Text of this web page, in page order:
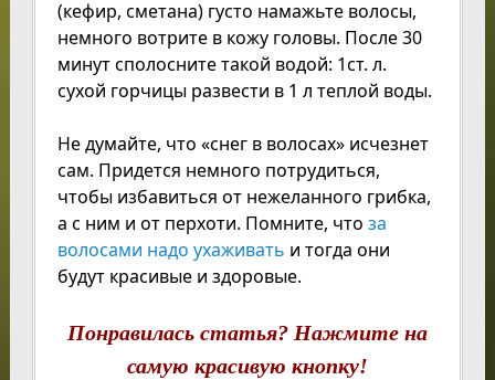
(кефир, сметана) густо намажьте волосы,
немного вотрите в кожу головы. После 30
минут сполосните такой водой: 1ст. л.
сухой горчицы развести в 1 л теплой воды.
Не думайте, что «снег в волосах» исчезнет
сам. Придется немного потрудиться,
чтобы избавиться от нежеланного грибка,
а с ним и от перхоти. Помните, что за
волосами надо ухаживать и тогда они
будут красивые и здоровые.
Понравилась статья? Нажмите на
самую красивую кнопку!